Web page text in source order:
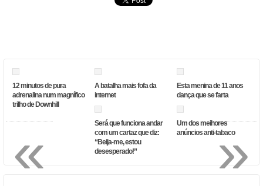
12 minutos de pura
adrenalina num magnífico
trilho de Downhill
A batalha mais fofa da
internet
Esta menina de 11 anos
dança que se farta
Será que funciona andar
com um cartaz que diz:
“Beija-me, estou
desesperado!”
Um dos melhores
anúncios anti-tabaco
»
«